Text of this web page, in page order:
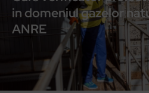
in domeniul gazelor
ANRE